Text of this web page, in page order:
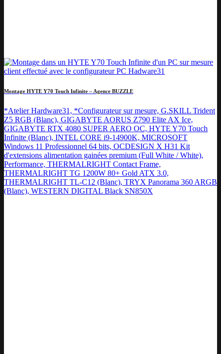
Montage HYTE Y70 Touch Infinite – Agence BUZZLE
*Atelier Hardware31, *Configurateur sur mesure, G.SKILL Trident
Z5 RGB (Blanc), GIGABYTE AORUS Z790 Elite AX Ice,
GIGABYTE RTX 4080 SUPER AERO OC, HYTE Y70 Touch
Infinite (Blanc), INTEL CORE i9-14900K, MICROSOFT
Windows 11 Professionnel 64 bits, OCDESIGN X H31 Kit
d'extensions alimentation gainées premium (Full White / White),
Performance, THERMALRIGHT Contact Frame,
THERMALRIGHT TG 1200W 80+ Gold ATX 3.0,
THERMALRIGHT TL-C12 (Blanc), TRYX Panorama 360 ARGB
(Blanc), WESTERN DIGITAL Black SN850X